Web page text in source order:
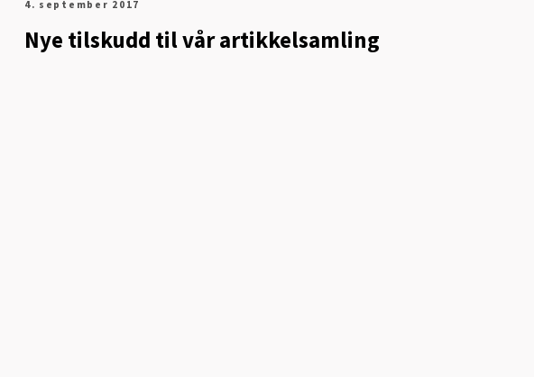
4. september 2017
Nye tilskudd til vår artikkelsamling